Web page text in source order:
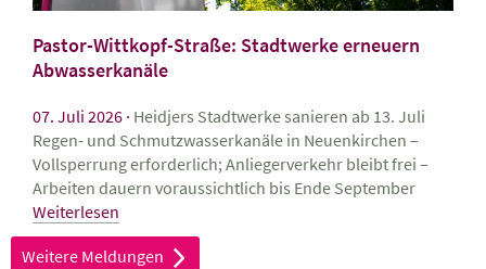
Pastor-Wittkopf-Straße: Stadtwerke erneuern
Abwasserkanäle
07. Juli 2026 Heidjers Stadtwerke sanieren ab 13. Juli
Regen- und Schmutzwasserkanäle in Neuenkirchen –
Vollsperrung erforderlich; Anliegerverkehr bleibt frei –
Arbeiten dauern voraussichtlich bis Ende September
Weiterlesen
Weitere Meldungen r